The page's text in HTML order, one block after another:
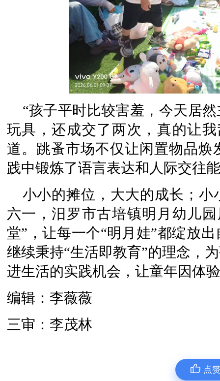
“孩子平时比较害羞，今天居
玩具，还成交了两次，真的让
道。跳蚤市场不仅让闲置物品
践中锻炼了语言表达和人际交往
小小的摊位，大大的成长；
六一，汨罗市古培镇明月幼儿
堂”，让每一个“明月娃”都绽放
继续秉持“生活即教育”的理念，
进生活的实践机会，让童年因体
编辑：李薇薇
三审：李茂林
点